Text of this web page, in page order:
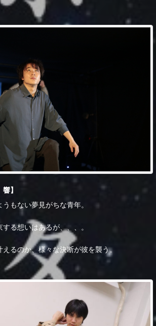
】
もない夢見がちな青年。
る想いはあるが、、、。
るのか、様々な決断が彼を襲う。